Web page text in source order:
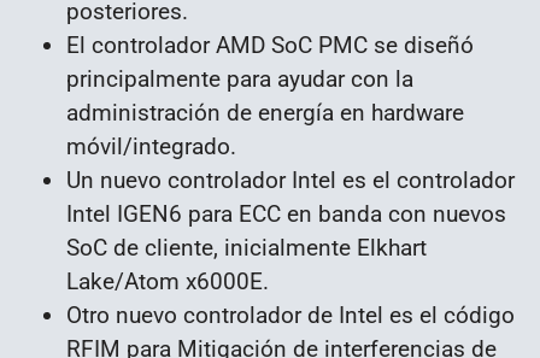
posteriores.
El controlador AMD SoC PMC se diseñó
principalmente para ayudar con la
administración de energía en hardware
móvil/integrado.
Un nuevo controlador Intel es el controlador
Intel IGEN6 para ECC en banda con nuevos
SoC de cliente, inicialmente Elkhart
Lake/Atom x6000E.
Otro nuevo controlador de Intel es el código
RFIM para Mitigación de interferencias de